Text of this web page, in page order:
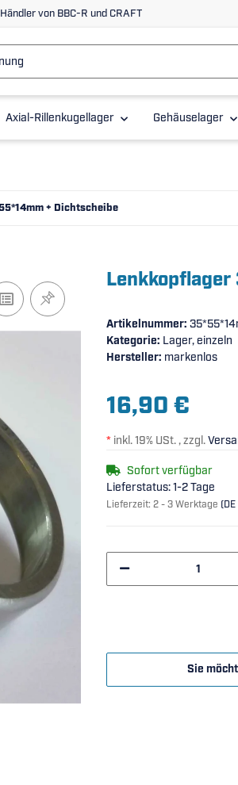
von BBC-R und CRAFT
Axial-Rillenkugellager Gehäuselager
+ Dichtscheibe
Artikelnummer:
Kategorie: Lager, einzeln
Hersteller: markenlos
16,90 €
* inkl. 19% USt. , zzgl.
Sofort verfügbar
Lieferstatus: 1-2 Tage
Lieferzeit: 2 - 3 Werktage
Sie